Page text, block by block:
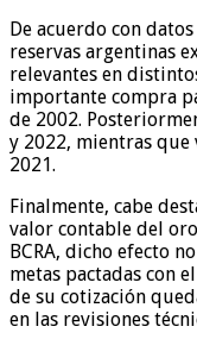
De acuerdo con
reservas argentinas
relevantes en
importante compra
de 2002.
y 2022, mientras que
2021.
Finalmente, cabe
valor contable del
BCRA, dicho efecto
metas pactadas con
de su cotización
en las revisiones